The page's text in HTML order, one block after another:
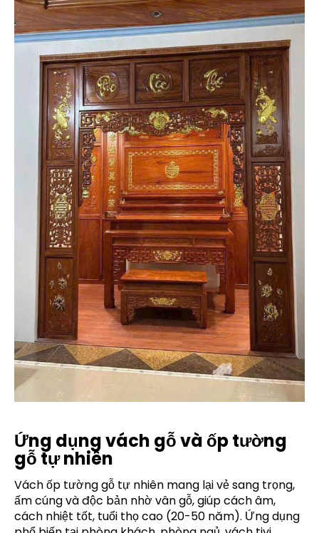
Ứng dụng vách gỗ và ốp tường
gỗ tự nhiên
Vách ốp tường gỗ tự nhiên mang lại vẻ sang trọng,
ấm cúng và độc bản nhờ vân gỗ, giúp cách âm,
cách nhiệt tốt, tuổi thọ cao (20-50 năm). Ứng dụng